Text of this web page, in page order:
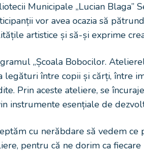
Municipale „Lucian Blaga”
vor avea ocazia să
artistice și să-și exprime
„Școala Bobocilor.
legături între copii și cărți, între
Prin aceste ateliere, se
instrumente esențiale de
cu nerăbdare să vedem ce
pentru că ne dorim ca